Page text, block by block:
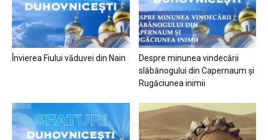
Învierea Fiului văduvei din Nain
Despre minunea vindecării
slăbănogului din Capernaum și
Rugăciunea inimii